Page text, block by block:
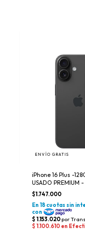
ENVÍO GRATIS
iPhone 16 Plus -
USADO PREMIUM
$1.747.000